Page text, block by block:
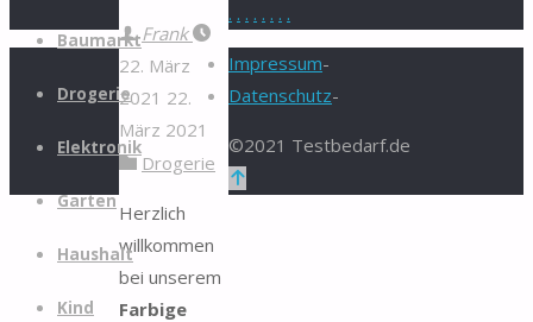
Zum
springen
Baumarkt
Drogerie
Elektronik
Garten
Haushalt
Kind
Frank
22. März
2021 22.
März 2021
Drogerie
Herzlich
willkommen
bei unserem
Farbige
. . . . . . . .
Impressum-
Datenschutz-
©2021 Testbedarf.de
Zurück